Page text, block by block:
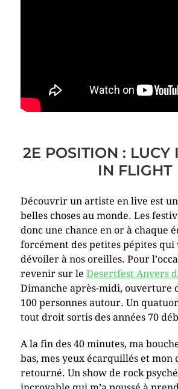
2E POSITION : LUCY
IN FLIGHT
Découvrir un artiste en live est
belles choses au monde. Les
donc une chance en or à chaque
forcément des petites pépites qui
dévoiler à nos oreilles. Pour
revenir sur le Desertfest Anvers
Dimanche après-midi, ouverture
100 personnes autour. Un
tout droit sortis des années 70
A la fin des 40 minutes, ma
bas, mes yeux écarquillés et mon
retourné. Un show de rock